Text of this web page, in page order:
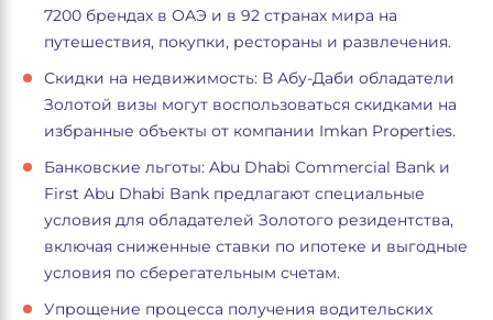
7200 брендах в ОАЭ и в 92 странах мира на
путешествия, покупки, рестораны и развлечения.
Скидки на недвижимость: В Абу-Даби обладатели
Золотой визы могут воспользоваться скидками на
избранные объекты от компании Imkan Properties.
Банковские льготы: Abu Dhabi Commercial Bank и
First Abu Dhabi Bank предлагают специальные
условия для обладателей Золотого резидентства,
включая сниженные ставки по ипотеке и выгодные
условия по сберегательным счетам.
Упрощение процесса получения водительских